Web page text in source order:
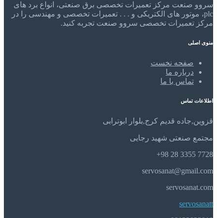
سروو صنعت مرکز تعمیرات تخصصی برق صنعتی، انواع برد های
plc، موتور های الکتریکی و . . . تعمیرات تخصصی و مهندسی را در
مرکز تعمیرات تخصصی سروو صنعت تجربه کنید.
منوی اصلی
صفحه نخست
درباره ما
تماس با ما
اطلاعات تماس
قزوین,جاده قدیم کرج,بلوار ابوترابی
مجتمع صنعتی شهید رجایی
7728 3355 28 98+
servosanat@gmail.com
servosanat.com
servosanatt